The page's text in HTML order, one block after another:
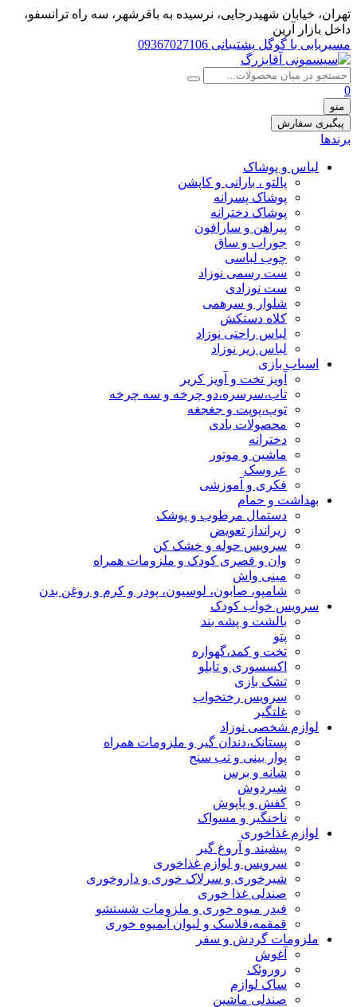
تهران، خيابان شهيدرجايى، نرسیده به باقرشهر، سه راه ترانسفو،
داخل بازار آرین
مسیریابی با گوگل پشتیبانی 09367027106
0
منو
پیگیری سفارش
برندها
لباس و پوشاک
پالتو ، بارانی و کاپشن
پوشاک پسرانه
پوشاک دخترانه
پیراهن و سارافون
جوراب و ساق
چوب لباسی
ست رسمی نوزاد
ست نوزادی
شلوار و سرهمی
کلاه دستکش
لباس راحتی نوزاد
لباس زیر نوزاد
اسباب بازی
آویز تخت و آویز کریر
تاب،سرسره،دو چرخه و سه چرخه
توپ،پوپت و جغجغه
محصولات بادی
دخترانه
ماشین و موتور
عروسک
فکری و آموزشی
بهداشت و حمام
دستمال مرطوب و پوشک
زیرانداز تعویض
سرویس حوله و خشک کن
وان و قصری کودک و ملزومات همراه
مینی واش
شامپو، صابون، لوسیون، پودر و کرم و روغن بدن
سرویس خواب کودک
بالشت و پشه بند
پتو
تخت و کمد،گهواره
اکسسوری و تابلو
تشک بازی
سرویس رختخواب
غلتگیر
لوازم شخصی نوزاد
پستانک،دندان گیر و ملزومات همراه
پوار بینی و تب سنج
شانه و برس
شیردوش
کفش و پاپوش
ناخنگیر و مسواک
لوازم غذاخوری
پیشبند و آروغ گیر
سرویس و لوازم غذاخوری
شیرخوری و سرلاک خوری و داروخوری
صندلی غذا خوری
فیدر میوه خوری و ملزومات شستشو
قمقمه،فلاسک و لیوان آبمیوه خوری
ملزومات گردش و سفر
آغوش
روروئک
ساک لوازم
صندلی ماشین